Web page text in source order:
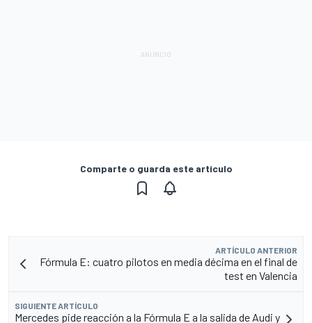
Comparte o guarda este artículo
ARTÍCULO ANTERIOR
Fórmula E: cuatro pilotos en media décima en el final de
test en Valencia
SIGUIENTE ARTÍCULO
Mercedes pide reacción a la Fórmula E a la salida de Audi y